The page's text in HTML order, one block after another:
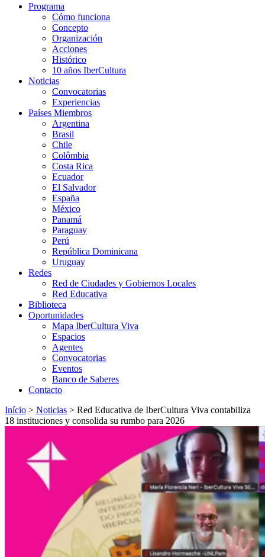
Programa
Cómo funciona
Concepto
Organización
Acciones
Histórico
10 años IberCultura
Noticias
Convocatorias
Experiencias
Países Miembros
Argentina
Brasil
Chile
Colômbia
Costa Rica
Ecuador
El Salvador
España
México
Panamá
Paraguay
Perú
República Dominicana
Uruguay
Redes
Red de Ciudades y Gobiernos Locales
Red Educativa
Biblioteca
Oportunidades
Mapa IberCultura Viva
Espacios
Agentes
Convocatorias
Eventos
Banco de Saberes
Contacto
Início > Noticias > Red Educativa de IberCultura Viva contabiliza
18 instituciones y consolida su rumbo para 2026